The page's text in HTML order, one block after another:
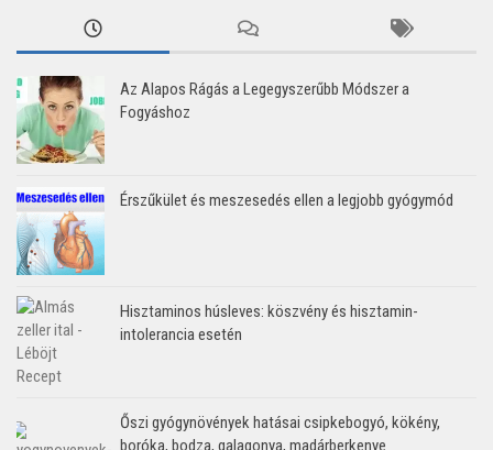
Az Alapos Rágás a Legegyszerűbb Módszer a
Fogyáshoz
Érszűkület és meszesedés ellen a legjobb gyógymód
Hisztaminos húsleves: köszvény és hisztamin-
intolerancia esetén
Őszi gyógynövények hatásai csipkebogyó, kökény,
boróka, bodza, galagonya, madárberkenye